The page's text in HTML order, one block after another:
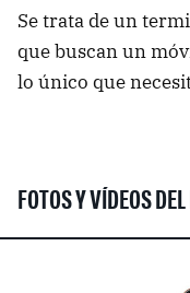
Se trata de un
que buscan un
lo único que
FOTOS Y VÍDEOS